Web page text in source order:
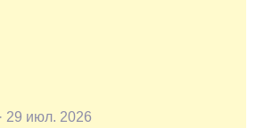
· 29 июл. 2026